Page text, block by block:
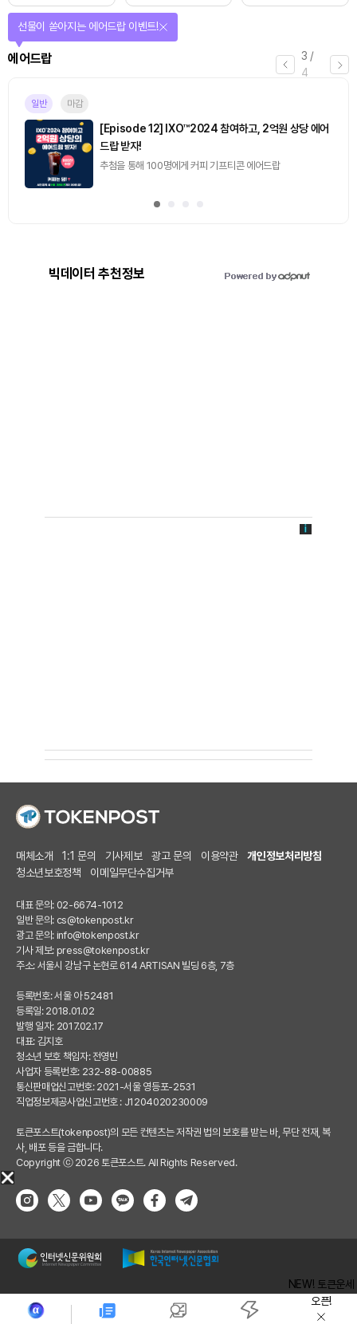
NEW! 토큰운세
오픈!
3 /
4
에어드랍
선물이 쏟아지는 에어드랍 이벤트!
일반 마감
[Episode 12] IXO™2024 참여하고, 2억원 상당 에어
드랍 받자!
추첨을 통해 100명에게 커피 기프티콘 에어드랍
빅데이터 추천정보
매체소개 1:1 문의 기사제보 광고 문의 이용약관
개인정보처리방침
청소년보호정책
이메일무단수집거부
대표 문의: 02-6674-1012
일반 문의: cs@tokenpost.kr
광고 문의: info@tokenpost.kr
기사 제보: press@tokenpost.kr
주소: 서울시 강남구 논현로 614 ARTISAN 빌딩 6층, 7층
등록번호: 서울 아 52481
등록일: 2018.01.02
발행 일자: 2017.02.17
대표: 김지호
청소년 보호 책임자: 전영빈
사업자 등록번호: 232-88-00885
통신판매업신고번호: 2021-서울 영등포-2531
직업정보제공사업신고번호 : J1204020230009
토큰포스트(tokenpost)의 모든 컨텐츠는 저작권 법의 보호를 받는 바, 무단 전재, 복
사, 배포 등을 금합니다.
Copyright ⓒ 2026 토큰포스트. All Rights Reserved.